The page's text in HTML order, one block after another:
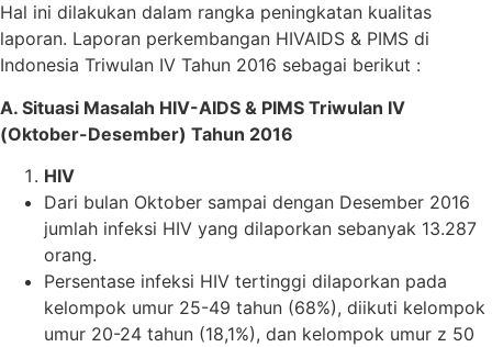
Hal ini dilakukan dalam rangka peningkatan kualitas
laporan. Laporan perkembangan HIVAIDS & PIMS di
Indonesia Triwulan IV Tahun 2016 sebagai berikut :
A. Situasi Masalah HIV-AIDS & PIMS Triwulan IV
(Oktober-Desember) Tahun 2016
HIV
Dari bulan Oktober sampai dengan Desember 2016
jumlah infeksi HIV yang dilaporkan sebanyak 13.287
orang.
Persentase infeksi HIV tertinggi dilaporkan pada
kelompok umur 25-49 tahun (68%), diikuti kelompok
umur 20-24 tahun (18,1%), dan kelompok umur z 50